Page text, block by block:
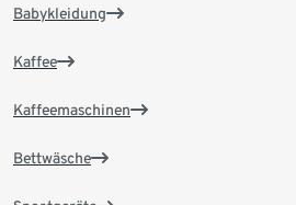
Babykleidung
Kaffee
Kaffeemaschinen
Bettwäsche